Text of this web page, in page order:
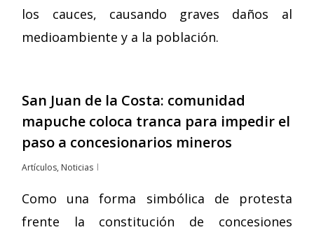
los cauces, causando graves daños al
medioambiente y a la población.
San Juan de la Costa: comunidad
mapuche coloca tranca para impedir el
paso a concesionarios mineros
Artículos, Noticias
Como una forma simbólica de protesta
frente la constitución de concesiones